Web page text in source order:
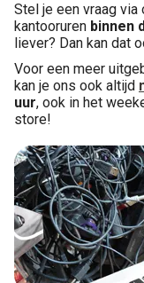
Stel je een vraag
kantooruren binnen
liever? Dan kan dat
Voor een meer
kan je ons ook altijd
uur, ook in het
store!